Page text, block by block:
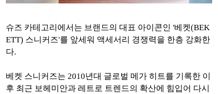
슈즈 카테고리에서는 브랜드의 대표 아이콘인 '베켓(BEK
ETT) 스니커즈'를 앞세워 액세서리 경쟁력을 한층 강화한
다.
베켓 스니커즈는 2010년대 글로벌 메가 히트를 기록한 이
후 최근 보헤미안과 레트로 트렌드의 확산에 힘입어 다시